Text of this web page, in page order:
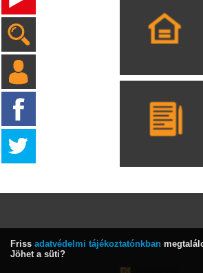
Friss adatvédelmi tájékoztatónkban
Jöhet a süti?